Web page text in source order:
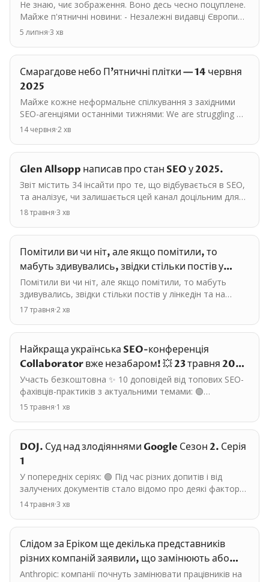
Не знаю, чиє зображення. Воно десь чесно поцуплене.
Майже п'ятничні новини: - Незалежні видавці Європи
об'єднуються у позові проти Google, який краде…
5 липня·3 хв
Смарагдове небо П'ятничні плітки — 14 червня
2025
Майже кожне неформальне спілкування з західними
SEO-агенціями останніми тижнями: We are struggling —
нам дуже нелегко, кажуть вони. Клієнти відпадають
майже…
14 червня·2хв
Glen Allsopp написав про стан SEO у 2025.
Звіт містить 34 інсайти про те, що відбувається в SEO,
та аналізує, чи залишається цей канал доцільним для
використання. Інсайти оцінюються як позитивні,…
18 травня·3 хв
Помітили ви чи ніт, але якщо помітили, то
мабуть здивувались, звідки стільки постів у
лінкедін та…
Помітили ви чи ніт, але якщо помітили, то мабуть
здивувались, звідки стільки постів у лінкедін та на
сайтах про top seo experts за останні пару днів. Я теж…
17 травня·2хв
Найкраща українська SEO-конференція
Collaborator вже незабаром! 💥 23 травня 2025
року відбудеться…
Участь безкоштовна ✨ 10 доповідей від топових SEO-
фахівців-практиків з актуальними темами: 🟢
Олександр Белевець: Як підготувати SEO-pitch для
нового…
15 травня·1 хв
DOJ. Суд над злодіяннями Google Сезон 2. Серія
1
У попередніх серіях: 🟢 Під час різних допитів і від
залучених документів стало відомо про деякі фактори
ранжування в Google, як вони називаються, як…
14 травня·3 хв
Слідом за Еріком ще декілька представників
різних компаній заявили, що замінюють або
планують…
Anthropic: компанії почнуть замінювати працівників на